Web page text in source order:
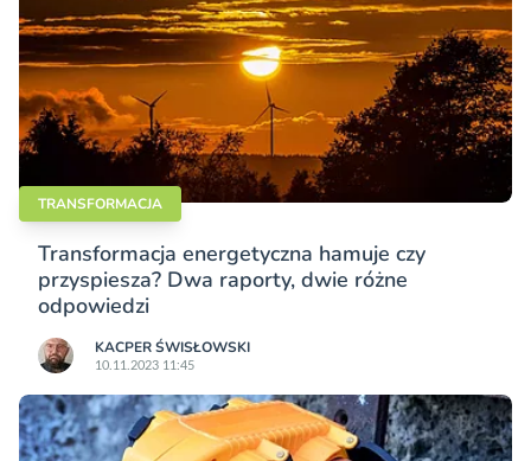
TRANSFORMACJA
Transformacja energetyczna hamuje czy
przyspiesza? Dwa raporty, dwie różne
odpowiedzi
KACPER ŚWISŁO­WSKI
10.11.2023 11:45